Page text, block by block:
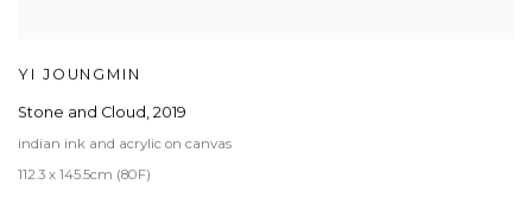
YI JOUNGMIN
Stone and Cloud, 2019
indian ink and acrylic on canvas
112.3 x 145.5cm (80F)